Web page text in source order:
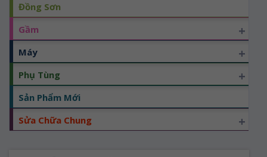
Đồng Sơn
Gầm
+
Máy +
Phụ Tùng +
Sản Phẩm Mới
Sửa Chữa Chung
+